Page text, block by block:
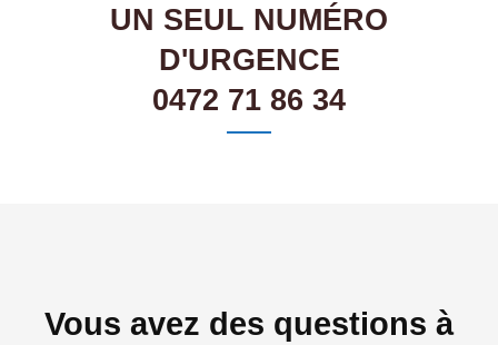
UN SEUL NUMÉRO
D'URGENCE
0472 71 86 34
Vous avez des questions à